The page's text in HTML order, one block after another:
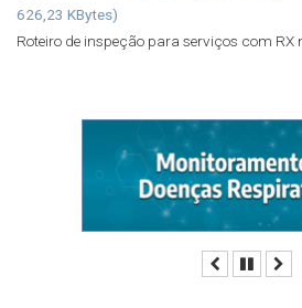
626,23 KBytes)
Roteiro de inspeção para serviços com RX
AnteriorPausar